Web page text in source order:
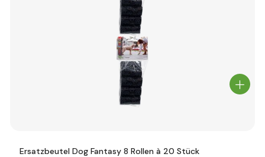
Ersatzbeutel Dog Fantasy 8 Rollen à 20 Stück